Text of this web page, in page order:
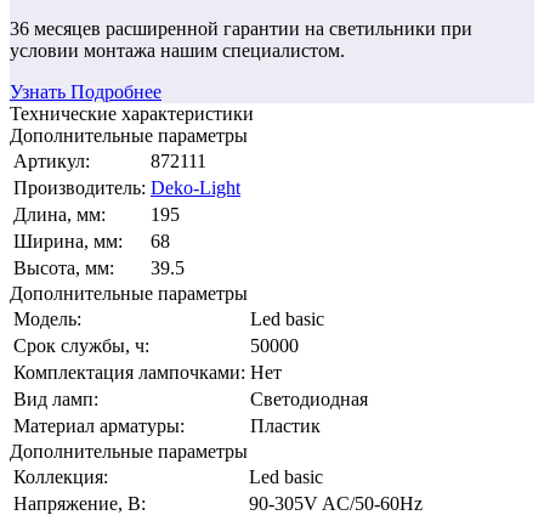
36 месяцев расширенной гарантии на светильники при
условии монтажа нашим специалистом.
Узнать Подробнее
Технические характеристики
Дополнительные параметры
Артикул:
872111
Производитель: Deko-Light
Длина, мм:
195
Ширина, мм:
68
Высота, мм:
39.5
Дополнительные параметры
Модель:
Led basic
Срок службы, ч:
50000
Комплектация лампочками: Нет
Вид ламп:
Светодиодная
Материал арматуры:
Пластик
Дополнительные параметры
Коллекция:
Led basic
Напряжение, В:
90-305V AC/50-60Hz